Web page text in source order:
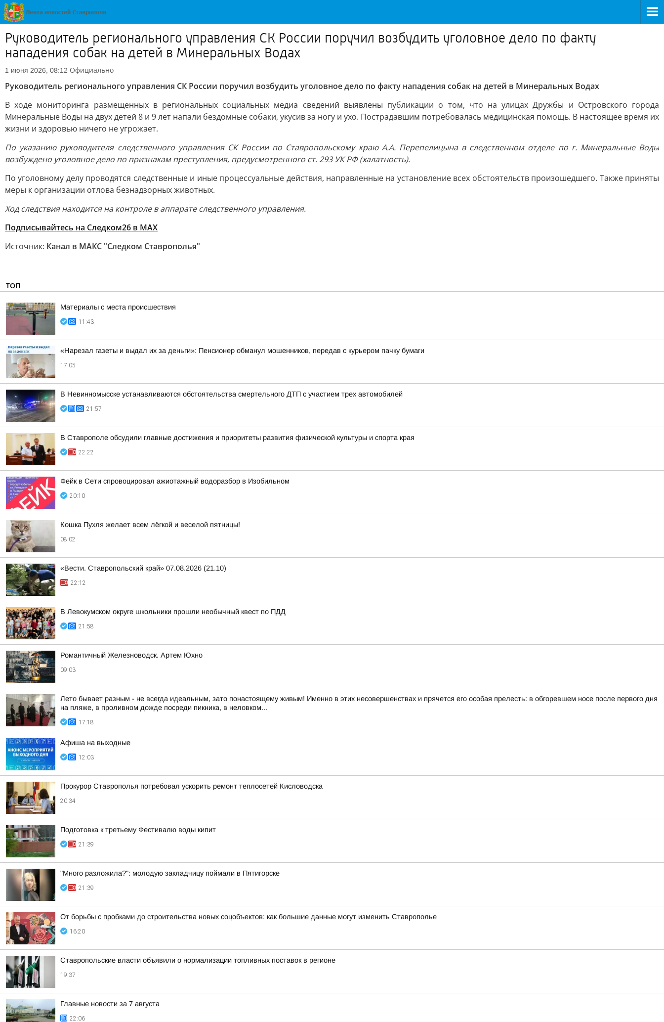
Руководитель регионального управления СК России поручил возбудить уголовное дело по факту
нападения собак на детей в Минеральных Водах
1 июня 2026, 08:12 Официально
Руководитель регионального управления СК России поручил возбудить уголовное дело по факту нападения собак на детей в Минеральных Водах
В ходе мониторинга размещенных в региональных социальных медиа сведений выявлены публикации о том, что на улицах Дружбы и Островского города
Минеральные Воды на двух детей 8 и 9 лет напали бездомные собаки, укусив за ногу и ухо. Пострадавшим потребовалась медицинская помощь. В настоящее время их
жизни и здоровью ничего не угрожает.
По указанию руководителя следственного управления СК России по Ставропольскому краю А.А. Перепелицына в следственном отделе по г. Минеральные Воды
возбуждено уголовное дело по признакам преступления, предусмотренного ст. 293 УК РФ (халатность).
По уголовному делу проводятся следственные и иные процессуальные действия, направленные на установление всех обстоятельств произошедшего. Также приняты
меры к организации отлова безнадзорных животных.
Ход следствия находится на контроле в аппарате следственного управления.
Подписывайтесь на Следком26 в МАХ
Источник: Канал в МАКС "Следком Ставрополья"
ТОП
Материалы с места происшествия
11:43
«Нарезал газеты и выдал их за деньги»: Пенсионер обманул мошенников, передав с курьером пачку бумаги
17:05
В Невинномысске устанавливаются обстоятельства смертельного ДТП с участием трех автомобилей
21:57
В Ставрополе обсудили главные достижения и приоритеты развития физической культуры и спорта края
22:22
Фейк в Сети спровоцировал ажиотажный водоразбор в Изобильном
20:10
Кошка Пухля желает всем лёгкой и веселой пятницы!
08:02
«Вести. Ставропольский край» 07.08.2026 (21.10)
22:12
В Левокумском округе школьники прошли необычный квест по ПДД
21:58
Романтичный Железноводск. Артем Юхно
09:03
Лето бывает разным - не всегда идеальным, зато понастоящему живым! Именно в этих несовершенствах и прячется его особая прелесть: в обгоревшем носе после первого дня
на пляже, в проливном дожде посреди пикника, в неловком...
17:18
Афиша на выходные
12:03
Прокурор Ставрополья потребовал ускорить ремонт теплосетей Кисловодска
20:34
Подготовка к третьему Фестивалю воды кипит
21:39
"Много разложила?": молодую закладчицу поймали в Пятигорске
21:39
От борьбы с пробками до строительства новых соцобъектов: как большие данные могут изменить Ставрополье
16:20
Ставропольские власти объявили о нормализации топливных поставок в регионе
19:37
Главные новости за 7 августа
22:06